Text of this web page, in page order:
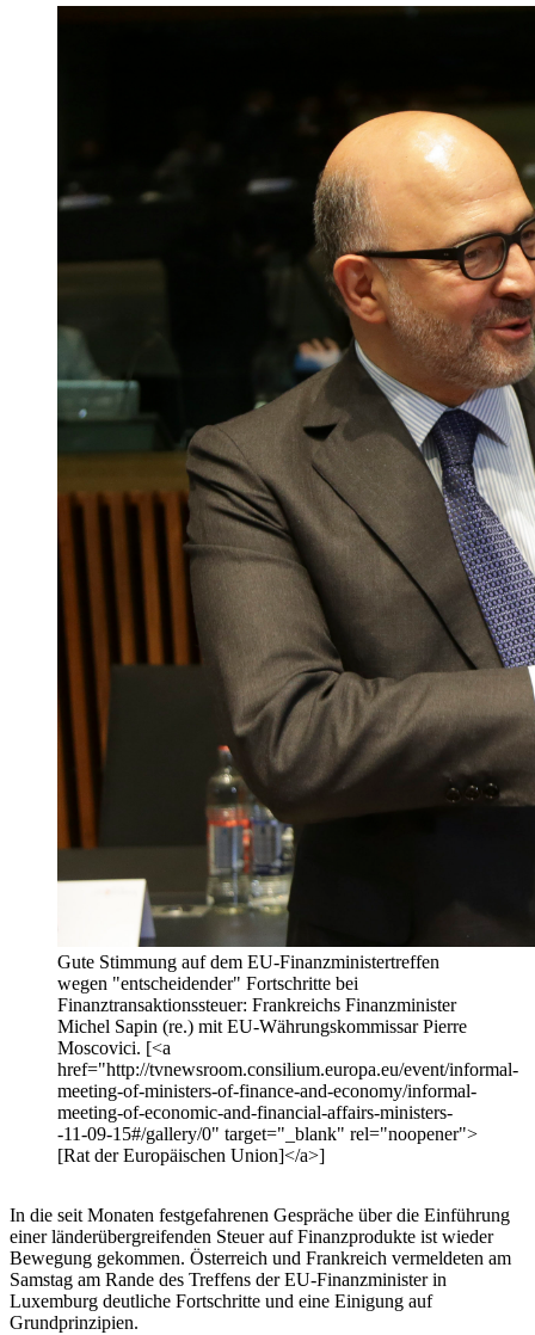
Gute Stimmung auf dem EU-Finanzministertreffen
wegen "entscheidender" Fortschritte bei
Finanztransaktionssteuer: Frankreichs Finanzminister
Michel Sapin (re.) mit EU-Währungskommissar Pierre
Moscovici. [<a
href="http://tvnewsroom.consilium.europa.eu/event/informal-
meeting-of-ministers-of-finance-and-economy/informal-
meeting-of-economic-and-financial-affairs-ministers-
-11-09-15#/gallery/0" target="_blank" rel="noopener">
[Rat der Europäischen Union]</a>]
In die seit Monaten festgefahrenen Gespräche über die Einführung
einer länderübergreifenden Steuer auf Finanzprodukte ist wieder
Bewegung gekommen. Österreich und Frankreich vermeldeten am
Samstag am Rande des Treffens der EU-Finanzminister in
Luxemburg deutliche Fortschritte und eine Einigung auf
Grundprinzipien.